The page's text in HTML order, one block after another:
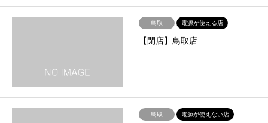
鳥取 電源が使える店
【閉店】鳥取店
鳥取 電源が使えない店